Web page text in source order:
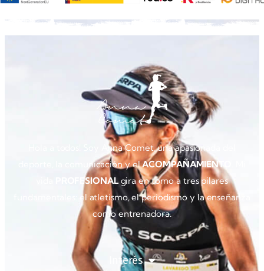
Hola a todos! Soy Anna Comet, una apasionada del
deporte, la comunicación y elACOMPAÑAMIENTO
PROFESIONALgira en torno a tres pilares
fundamentales: el atletismo, el periodismo y la enseñanza
como entrenadora.
Interés